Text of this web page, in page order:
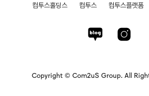
컴투스홀딩스 컴투스 컴투스플랫폼
Copyright © Com2uS Group. All